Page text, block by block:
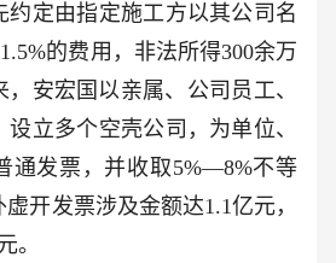
约定由指定施工方以其公司名
的费用，非法所得300余万
，安宏国以亲属、公司员工、
立多个空壳公司，为单位、
通发票，并收取5%—8%不等
开发票涉及金额达1.1亿元，
。